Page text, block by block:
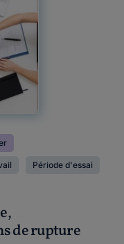
Période d'essai
de rupture